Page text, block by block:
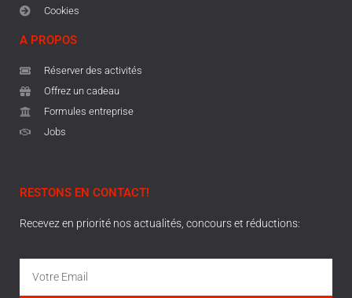
Cookies
A PROPOS
Réserver des activités
Offrez un cadeau
Formules entreprise
Jobs
RESTONS EN CONTACT!
Recevez en priorité nos actualités, concours et réductions: